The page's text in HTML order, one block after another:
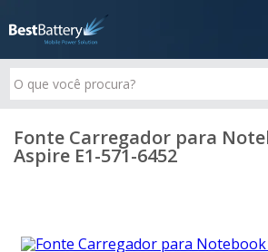
Fonte Carregador para
Aspire E1-571-6452